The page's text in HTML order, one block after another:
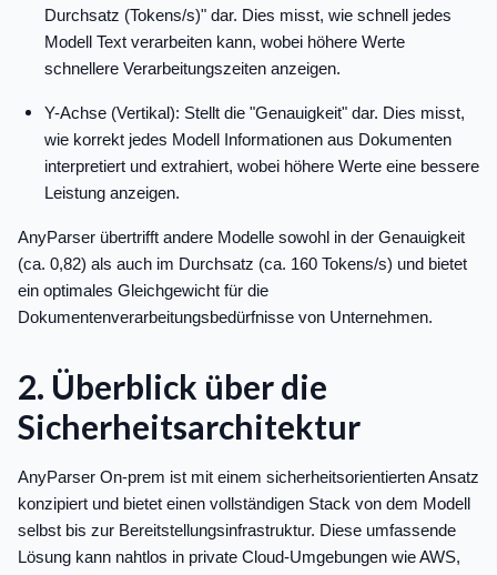
Durchsatz (Tokens/s)" dar. Dies misst, wie schnell jedes
Modell Text verarbeiten kann, wobei höhere Werte
schnellere Verarbeitungszeiten anzeigen.
Y-Achse (Vertikal): Stellt die "Genauigkeit" dar. Dies misst,
wie korrekt jedes Modell Informationen aus Dokumenten
interpretiert und extrahiert, wobei höhere Werte eine bessere
Leistung anzeigen.
AnyParser übertrifft andere Modelle sowohl in der Genauigkeit
(ca. 0,82) als auch im Durchsatz (ca. 160 Tokens/s) und bietet
ein optimales Gleichgewicht für die
Dokumentenverarbeitungsbedürfnisse von Unternehmen.
2. Überblick über die
Sicherheitsarchitektur
AnyParser On-prem ist mit einem sicherheitsorientierten Ansatz
konzipiert und bietet einen vollständigen Stack von dem Modell
selbst bis zur Bereitstellungsinfrastruktur. Diese umfassende
Lösung kann nahtlos in private Cloud-Umgebungen wie AWS,